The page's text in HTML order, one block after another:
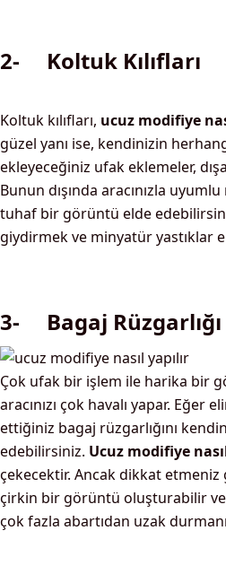
2- Koltuk Kılıfları
Koltuk kılıfları, ucuz modifiye
güzel yanı ise, kendinizin
ekleyeceğiniz ufak eklemeler,
Bunun dışında aracınızla
tuhaf bir görüntü elde
giydirmek ve minyatür yastıklar
3- Bagaj Rüzgarlığı
Çok ufak bir işlem ile harika bir
aracınızı çok havalı yapar.
ettiğiniz bagaj rüzgarlığını
edebilirsiniz. Ucuz modifiye
çekecektir. Ancak dikkat etmeniz
çirkin bir görüntü oluşturabilir ve
çok fazla abartıdan uzak